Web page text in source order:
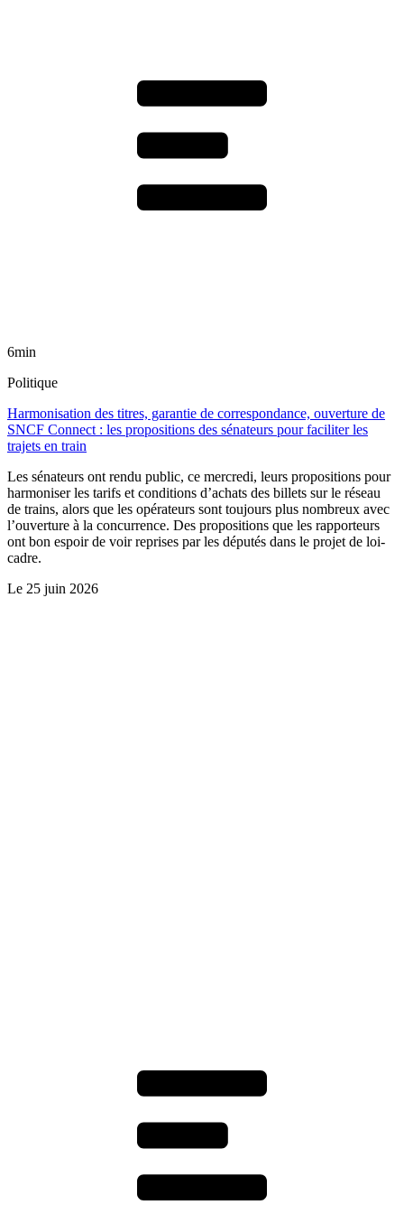
6min
Politique
Harmonisation des titres, garantie de correspondance, ouverture de
SNCF Connect : les propositions des sénateurs pour faciliter les
trajets en train
Les sénateurs ont rendu public, ce mercredi, leurs propositions pour
harmoniser les tarifs et conditions d’achats des billets sur le réseau
de trains, alors que les opérateurs sont toujours plus nombreux avec
l’ouverture à la concurrence. Des propositions que les rapporteurs
ont bon espoir de voir reprises par les députés dans le projet de loi-
cadre.
Le 25 juin 2026